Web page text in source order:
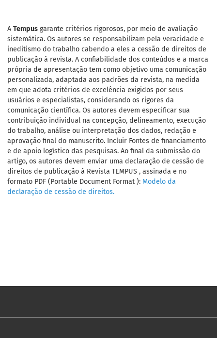
A Tempus garante critérios rigorosos, por meio de avaliação
sistemática. Os autores se responsabilizam pela veracidade e
ineditismo do trabalho cabendo a eles a cessão de direitos de
publicação à revista. A confiabilidade dos conteúdos e a marca
própria de apresentação tem como objetivo uma comunicação
personalizada, adaptada aos padrões da revista, na medida
em que adota critérios de excelência exigidos por seus
usuários e especialistas, considerando os rigores da
comunicação científica. Os autores devem especificar sua
contribuição individual na concepção, delineamento, execução
do trabalho, análise ou interpretação dos dados, redação e
aprovação final do manuscrito. Incluir Fontes de financiamento
e de apoio logístico das pesquisas. Ao final da submissão do
artigo, os autores devem enviar uma declaração de cessão de
direitos de publicação à Revista TEMPUS , assinada e no
formato PDF (Portable Document Format ): Modelo da
declaração de cessão de direitos.